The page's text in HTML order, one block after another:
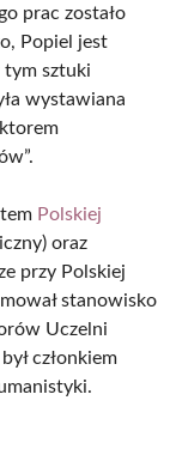
prac zostało
Popiel jest
tym sztuki
wystawiana
Polskiej
oraz
przy Polskiej
stanowisko
Uczelni
członkiem